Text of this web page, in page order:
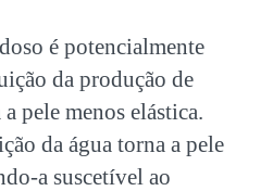
é potencialmente
da produção de
pele menos elástica.
da água torna a pele
a suscetível ao